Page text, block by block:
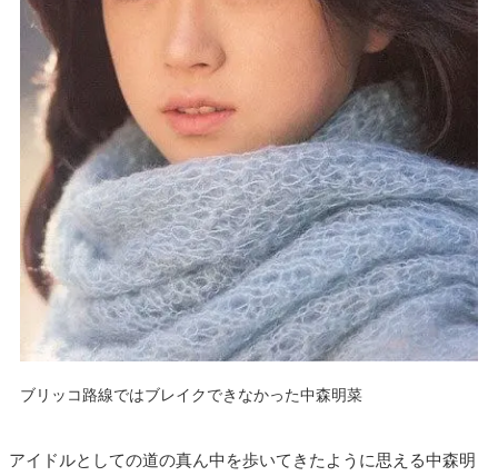
ブリッコ路線ではブレイクできなかった中森明菜
アイドルとしての道の真ん中を歩いてきたように思える中森明